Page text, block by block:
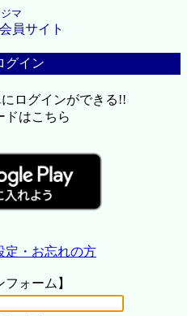
マ
員サイト
グイン
ログインができる!!
ドはこちら
定・お忘れの方
フォーム】